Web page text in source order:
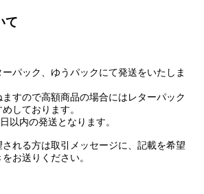
て
パック、ゆうパックにて発送をいたしま
すので高額商品の場合にはレターパック
しております。
以内の発送となります。
れる方は取引メッセージに、記載を希望
お送りください。